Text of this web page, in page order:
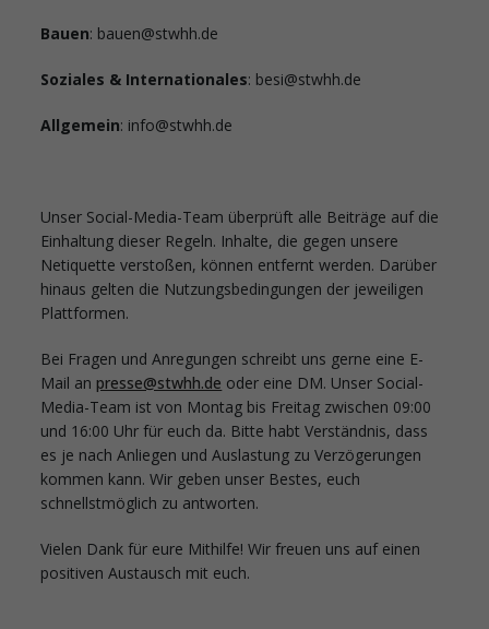
Bauen: bauen@stwhh.de
Soziales & Internationales: besi@stwhh.de
Allgemein: info@stwhh.de
Unser Social-Media-Team überprüft alle Beiträge auf die
Einhaltung dieser Regeln. Inhalte, die gegen unsere
Netiquette verstoßen, können entfernt werden. Darüber
hinaus gelten die Nutzungsbedingungen der jeweiligen
Plattformen.
Bei Fragen und Anregungen schreibt uns gerne eine E-
Mail anpresse@stwhh.de oder eine DM. Unser Social-
Media-Team ist von Montag bis Freitag zwischen 09:00
und 16:00 Uhr für euch da. Bitte habt Verständnis, dass
es je nach Anliegen und Auslastung zu Verzögerungen
kommen kann. Wir geben unser Bestes, euch
schnellstmöglich zu antworten.
Vielen Dank für eure Mithilfe! Wir freuen uns auf einen
positiven Austausch mit euch.